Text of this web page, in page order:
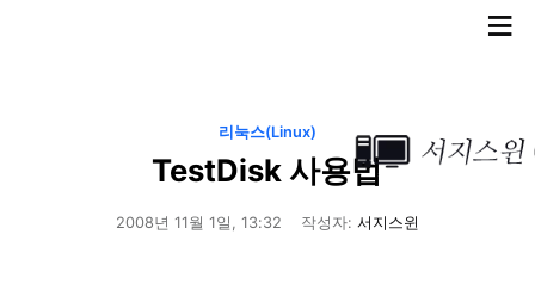
≡
리눅스(Linux)
TestDisk 사용법
2008년 11월 1일, 13:32 작성자: 서지스윈